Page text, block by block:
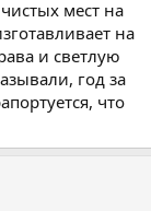
мест на
на
и светлую
год за
что